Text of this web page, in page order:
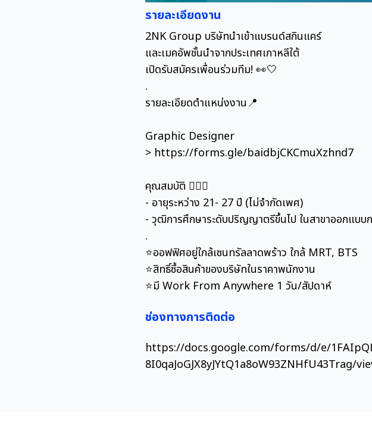
รายละเอียดงาน
2NK Group บริษัทนำเข้าแบรนด์สกินแคร์
และเมคอัพชั้นนำจากประเทศเกาหลีใต้
เปิดรับสมัครเพื่อนร่วมทีม! 👀🤍
.
รายละเอียดตำแหน่งงาน📍
Graphic Designer
> https://forms.gle/baidbjCKCmuXzhnd7
คุณสมบัติ 🤾🏻‍♂️
- อายุระหว่าง 21- 27 ปี (ไม่จำกัดเพศ)
- วุฒิการศึกษาระดับปริญญาตรีขึ้นไป ในสาขาออกแบบ
.
⭐️ออฟฟิศอยู่ใกล้เซนทรัลลาดพร้าว ใกล้ MRT, BTS
⭐️สิทธิ์ซื้อสินค้าของบริษัทในราคาพนักงาน
⭐️มี Work From Anywhere 1 วัน/สัปดาห์
ช่องทางการติดต่อ
https://docs.google.com/forms/d/e/
8I0qaJoGJX8yJYtQ1a8oW93ZNHfU43Trag/